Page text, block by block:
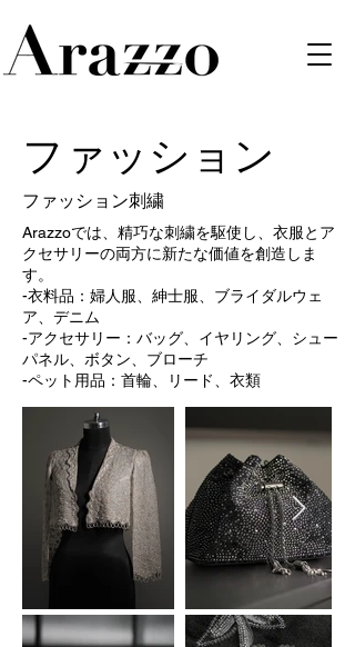
ファッション
ファッション刺繍
Arazzoでは、精巧な刺繍を駆使し、衣服とア
クセサリーの両方に新たな価値を創造しま
す。
-衣料品：婦人服、紳士服、ブライダルウェ
ア、デニム
-アクセサリー：バッグ、イヤリング、シュー
パネル、ボタン、ブローチ
-ペット用品：首輪、リード、衣類